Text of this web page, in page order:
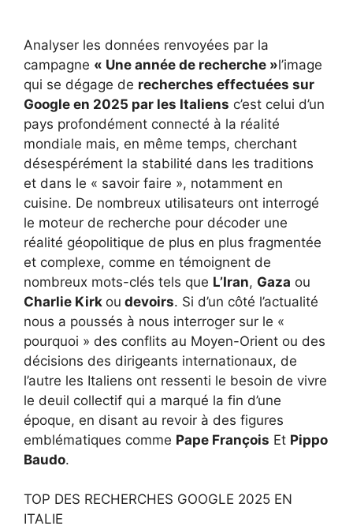
Analyser les données renvoyées par la
campagne « Une année de recherche »l’image
qui se dégage de recherches effectuées sur
Google en 2025 par les Italiens c’est celui d’un
pays profondément connecté à la réalité
mondiale mais, en même temps, cherchant
désespérément la stabilité dans les traditions
et dans le « savoir faire », notamment en
cuisine. De nombreux utilisateurs ont interrogé
le moteur de recherche pour décoder une
réalité géopolitique de plus en plus fragmentée
et complexe, comme en témoignent de
nombreux mots-clés tels que L’Iran, Gaza ou
Charlie Kirk ou devoirs. Si d’un côté l’actualité
nous a poussés à nous interroger sur le «
pourquoi » des conflits au Moyen-Orient ou des
décisions des dirigeants internationaux, de
l’autre les Italiens ont ressenti le besoin de vivre
le deuil collectif qui a marqué la fin d’une
époque, en disant au revoir à des figures
emblématiques comme Pape François Et Pippo
Baudo.
TOP DES RECHERCHES GOOGLE 2025 EN
ITALIE